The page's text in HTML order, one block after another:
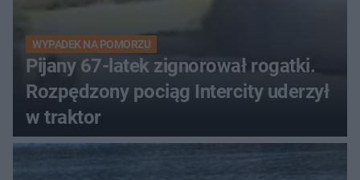
WYPADEK NA POMORZU
Pijany 67-latek zignorował rogatki.
Rozpędzony pociąg Intercity uderzył
w traktor